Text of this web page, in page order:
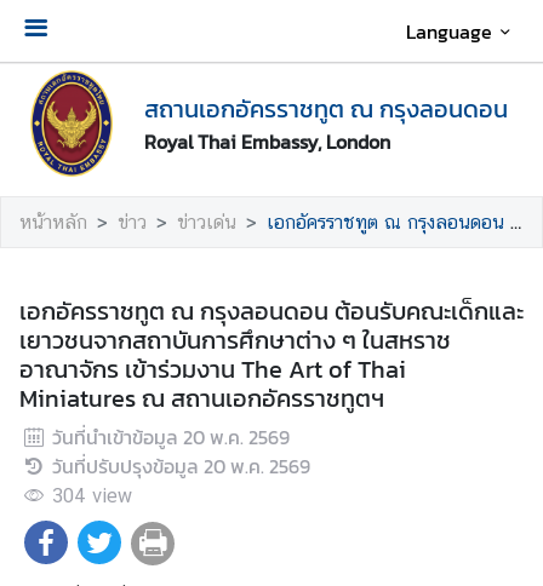
Language
สถานเอกอัครราชทูต ณ กรุงลอนดอน
Royal Thai Embassy, London
เ
กี่
ย
ว
บ
า
น
เ
อ
ก
อั
ค
ร
ร
หน้าหลัก ข่าว ข่าวเด่น เอกอัครราชทูต ณ กรุงลอนดอน ต้อนรับคณะเด็กและเยาวชนจากสถาบันการศึกษาต่าง ๆ ในสหราชอาณาจักร เข้าร่วมงาน The Art of Thai Miniatures ณ สถานเอกอัครราชทูตฯ
เอกอัครราชทูต ณ กรุงลอนดอน ต้อนรับคณะเด็กและ
เยาวชนจากสถาบันการศึกษาต่าง ๆ ในสหราช
อาณาจักร เข้าร่วมงาน The Art of Thai
Miniatures ณ สถานเอกอัครราชทูตฯ
วันที่นำเข้าข้อมูล 20 พ.ค. 2569
วันที่ปรับปรุงข้อมูล 20 พ.ค. 2569
304 view